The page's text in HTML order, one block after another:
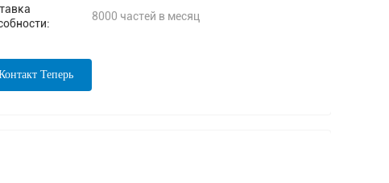
8000 частей в месяц
Теперь